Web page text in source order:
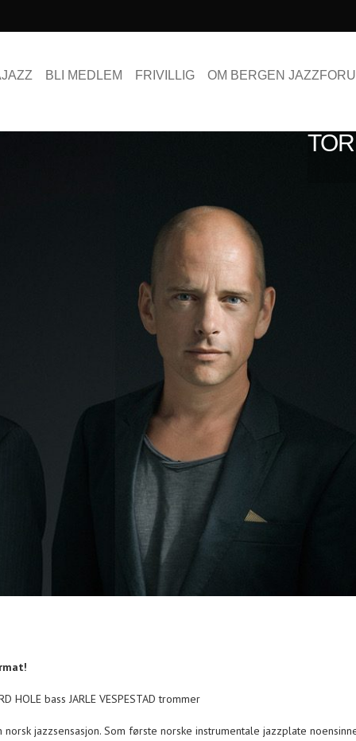
BLI MEDLEM FRIVILLIG OM BERGEN
HOLE bass JARLE VESPESTAD trommer
jazzsensasjon. Som første norske instrumentale jazzplate